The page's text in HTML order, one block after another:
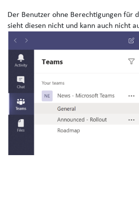
Der Benutzer ohne Berechtigungen für
sieht diesen nicht und kann auch nicht